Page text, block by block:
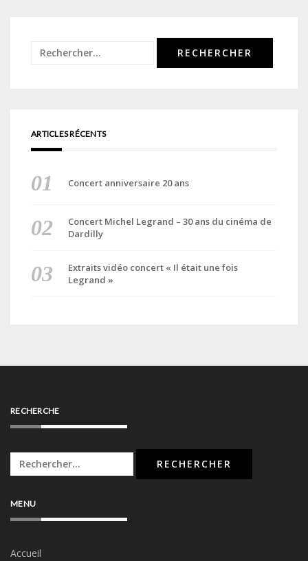
Rechercher :
ARTICLES RÉCENTS
Concert anniversaire 20 ans
Concert Michel Legrand – 30 ans du cinéma de
Dardilly
Extraits vidéo concert « Il était une fois
Legrand »
RECHERCHE
Rechercher :
MENU
Accueil